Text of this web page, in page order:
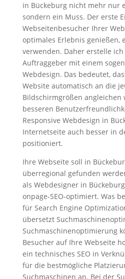
in Bückeburg nicht mehr nur
sondern ein Muss. Der erste
Webseitenbesucher Ihrer
optimales Erlebnis genießen,
verwenden. Daher erstelle
Auftraggeber mit einem
Webdesign. Das bedeutet,
Website automatisch an die
Bildschirmgrößen angleichen
besseren
Responsive Webdesign in
Internetseite auch besser in
positioniert.
Ihre Webseite soll in
überregional gefunden
als Webdesigner in
onpage-SEO-optimiert. Was
für Search Engine
übersetzt
Suchmaschinenoptimierung
Besucher auf Ihre Webseite
ein technisches SEO in
für die bestmögliche
Suchmaschinen an. Bei der